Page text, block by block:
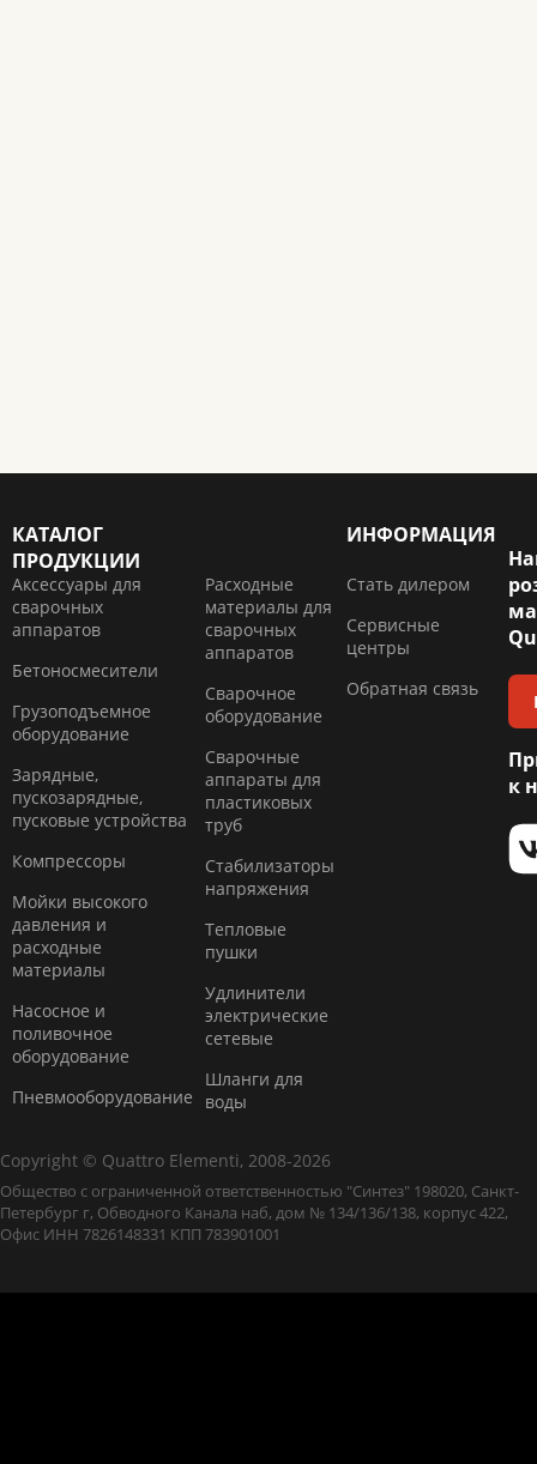
КАТАЛОГ
ПРОДУКЦИИ
Аксессуары для
сварочных
аппаратов
Бетоносмесители
Грузоподъемное
оборудование
Зарядные,
пускозарядные,
пусковые устройства
Компресcоры
Мойки высокого
давления и
расходные
материалы
Насосное и
поливочное
оборудование
Пневмооборудование
Расходные
материалы для
сварочных
аппаратов
Сварочное
оборудование
Сварочные
аппараты для
пластиковых
труб
Стабилизаторы
напряжения
Тепловые
пушки
Удлинители
электрические
сетевые
Шланги для
воды
ИНФОРМАЦИЯ
Стать дилером
Сервисные
центры
Обратная связь
к
Copyright © Quattro Elementi, 2008-2026
Общество с ограниченной ответственностью "Синтез" 198020, Санкт-
Петербург г, Обводного Канала наб, дом № 134/136/138, корпус 422,
Офис ИНН 7826148331 КПП 783901001